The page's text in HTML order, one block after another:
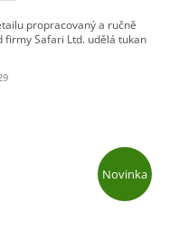
propracovaný a ručně
Safari Ltd. udělá tukan
Novinka